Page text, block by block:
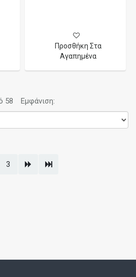
Προσθήκη Στα
Αγαπημένα
58 Εμφάνιση:
3